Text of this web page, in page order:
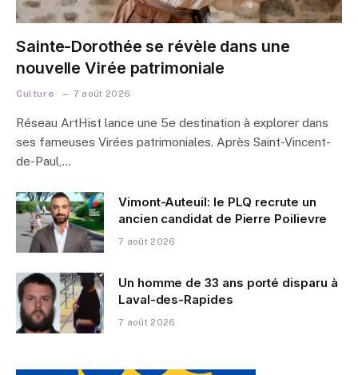
Sainte-Dorothée se révèle dans une
nouvelle Virée patrimoniale
Culture 7 août 2026
Réseau ArtHist lance une 5e destination à explorer dans
ses fameuses Virées patrimoniales. Après Saint-Vincent-
de-Paul,…
Vimont-Auteuil: le PLQ recrute un
ancien candidat de Pierre Poilievre
7 août 2026
Un homme de 33 ans porté disparu à
Laval-des-Rapides
7 août 2026